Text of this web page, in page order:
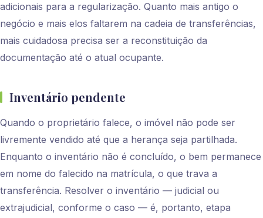
adicionais para a regularização. Quanto mais antigo o
negócio e mais elos faltarem na cadeia de transferências,
mais cuidadosa precisa ser a reconstituição da
documentação até o atual ocupante.
Inventário pendente
Quando o proprietário falece, o imóvel não pode ser
livremente vendido até que a herança seja partilhada.
Enquanto o inventário não é concluído, o bem permanece
em nome do falecido na matrícula, o que trava a
transferência. Resolver o inventário — judicial ou
extrajudicial, conforme o caso — é, portanto, etapa